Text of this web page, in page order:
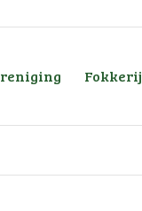
Fokkerij